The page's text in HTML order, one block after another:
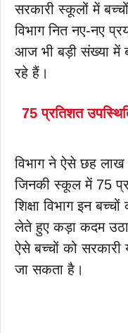
सरकारी स्कूलों में
विभाग नित नए-नए
आज भी बड़ी संख्या में
रहे हैं।
75 प्रतिशत
विभाग ने ऐसे छह लाख
जिनकी स्कूल में 75
शिक्षा विभाग इन
लेते हुए कड़ा कदम
ऐसे बच्चों को
जा सकता है।